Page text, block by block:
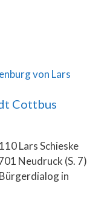
Cottbus
Lars Schieske
Neudruck (S. 7)
in